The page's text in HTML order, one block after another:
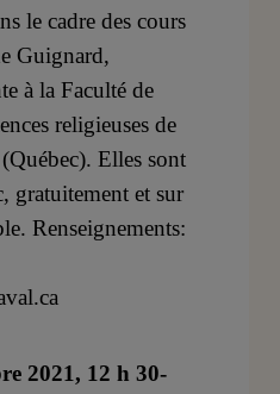
le cadre des cours
Guignard,
à la Faculté de
religieuses de
Elles sont
gratuitement et sur
Renseignements:
2021, 12 h 30-